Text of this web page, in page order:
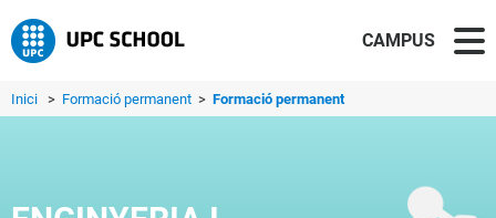
CAMPUS
Inici > Formació permanent > Formació permanent